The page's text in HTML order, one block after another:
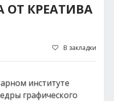
ОТ КРЕАТИВА
В закладки
институте
графического